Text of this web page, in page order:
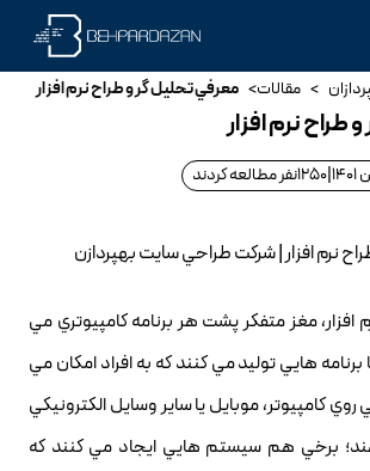
> مقالات> معرفي تحليل گر و طراح نرم افزار
طراح نرم افزار
1250نفر مطالعه کردند
نرم افزار | شرکت طراحي سايت بهپردازن
مغز متفکر پشت هر برنامه کامپيوتري مي
هايي توليد مي کنند که به افراد امکان مي
کامپيوتر، موبايل يا ساير وسايل الکترونيکي
برخي هم سيستم هايي ايجاد مي کنند که